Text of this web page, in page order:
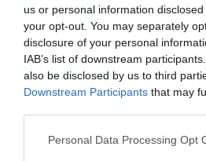
us or personal information
your opt-out. You may separately
disclosure of your personal
IAB’s list of downstream
also be disclosed by us to third
Downstream Participants that may
Please note that this website/app
Personal Data Processing Opt
Szombaton
fogok
eldönteni,
vagy sem.